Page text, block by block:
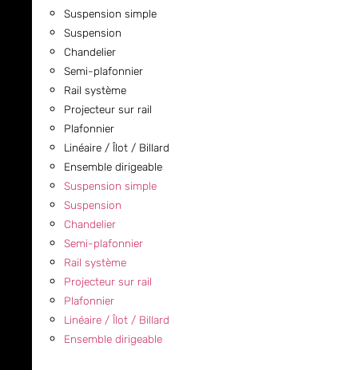
Suspension simple
Suspension
Chandelier
Semi-plafonnier
Rail système
Projecteur sur rail
Plafonnier
Linéaire / Îlot / Billard
Ensemble dirigeable
Suspension simple
Suspension
Chandelier
Semi-plafonnier
Rail système
Projecteur sur rail
Plafonnier
Linéaire / Îlot / Billard
Ensemble dirigeable